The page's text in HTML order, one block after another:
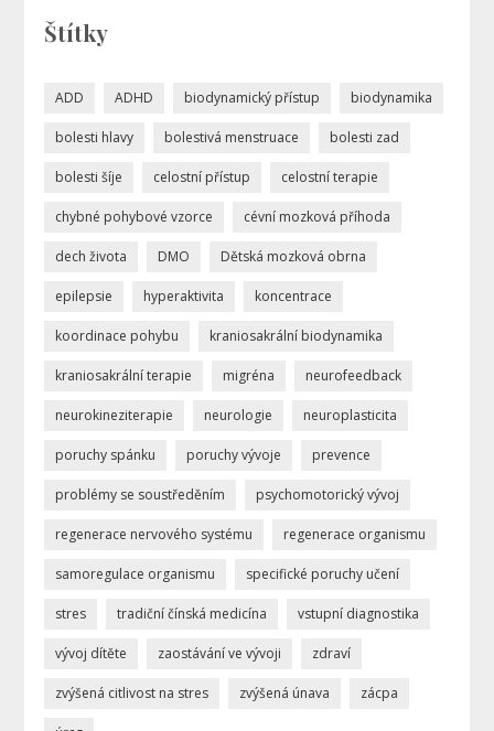
Štítky
ADD ADHD biodynamický přístup biodynamika
bolesti hlavy bolestivá menstruace bolesti zad
bolesti šíje celostní přístup celostní terapie
chybné pohybové vzorce cévní mozková příhoda
dech života DMO Dětská mozková obrna
epilepsie hyperaktivita koncentrace
koordinace pohybu kraniosakrální biodynamika
kraniosakrální terapie migréna neurofeedback
neurokineziterapie neurologie neuroplasticita
poruchy spánku poruchy vývoje prevence
problémy se soustředěním psychomotorický vývoj
regenerace nervového systému regenerace organismu
samoregulace organismu specifické poruchy učení
stres tradiční čínská medicína vstupní diagnostika
vývoj dítěte zaostávání ve vývoji zdraví
zvýšená citlivost na stres zvýšená únava zácpa